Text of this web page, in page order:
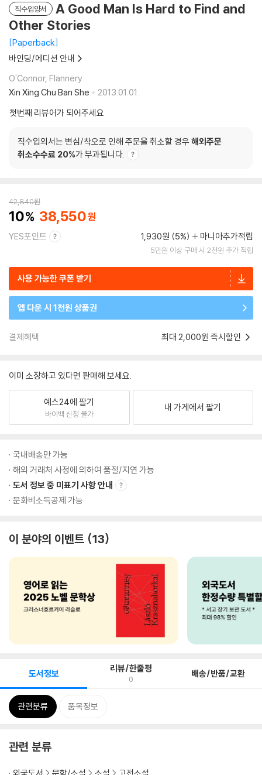
직수입양서
A Good Man Is Hard to Find and
Other Stories
Paperback
바인딩/에디션 안내
O'Connor, Flannery
Xin Xing Chu Ban She
2013.01.01.
첫번째 리뷰어가 되어주세요
직수입외서는 변심/착오로 인해 주문을 취소할 경우 해외주문
취소수수료 20%가 부과됩니다.
42,840원
10 38,550
YES포인트 1,930원 (5%) 마니아추가적립
5만원 이상 구매 시 2천원 추가 적립
사용 가능한 쿠폰 받기
앱 다운 시 1천원 상품권
결제혜택 최대 2,000원 즉시할인
이미 소장하고 있다면 판매해 보세요.
예스24에 팔기
바이백 신청 불가
내 가게에서 팔기
국내배송만 가능
해외 거래처 사정에 의하여 품절/지연 가능
도서 정보 중 미표기 사항 안내
문화비소득공제 가능
이 분야의 이벤트 13
도서정보 리뷰/한줄평
0 배송/반품/교환
관련분류 품목정보
관련 분류